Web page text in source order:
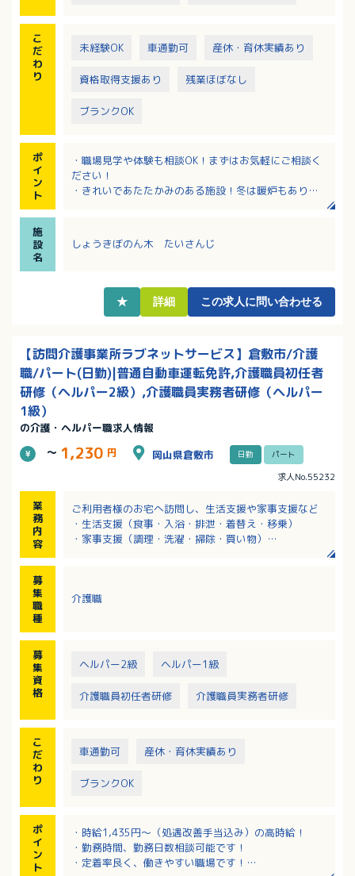
こ
だ
わ
り
未経験OK 車通勤可 産休・育休実績あり
資格取得支援あり 残業ほぼなし
ブランクOK
ポ
イ
ン
ト
・職場見学や体験も相談OK！まずはお気軽にご相談く
ださい！
・きれいであたたかみのある施設！冬は暖炉もあり季
・スタッフ17名と少人数なので現場の意見が通りやす
タッフのアイデアから！）
施
設
名
しょうきぼのん木 たいさんじ
★ 詳細 この求人に問い合わせる
【訪問介護事業所ラブネットサービス】倉敷市/介護
職/パート(日勤)|普通自動車運転免許,介護職員初任者
研修（ヘルパー2級）,介護職員実務者研修（ヘルパー
1級）
の介護・ヘルパー職求人情報
～ 1,230 円 岡山県倉敷市 日勤 パート
求人No.55232
業
務
内
容
ご利用者様のお宅へ訪問し、生活支援や家事支援など
・生活支援（食事・入浴・排泄・着替え・移乗）
・家事支援（調理・洗濯・掃除・買い物）
※エリア：倉敷市内全域（希望地域等は相談可）
募
集
職
種
介護職
募
集
資
格
ヘルパー2級 ヘルパー1級
介護職員初任者研修 介護職員実務者研修
こ
だ
わ
り
車通勤可 産休・育休実績あり
ブランクOK
ポ
イ
ン
ト
・時給1,435円～（処遇改善手当込み）の高時給！
・勤務時間、勤務日数相談可能です！
・定着率良く、働きやすい職場です！